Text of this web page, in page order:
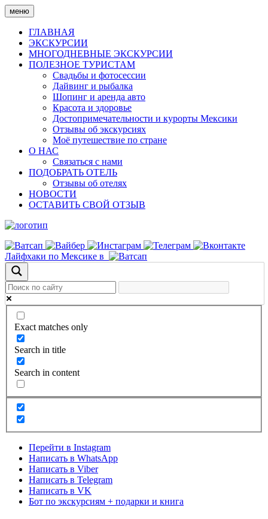
Skip
to
content
меню
ГЛАВНАЯ
ЭКСКУРСИИ
МНОГОДНЕВНЫЕ ЭКСКУРСИИ
ПОЛЕЗНОЕ ТУРИСТАМ
Свадьбы и фотосессии
Дайвинг и рыбалка
Шопинг и аренда авто
Красота и здоровье
Достопримечательности и курорты Мексики
Отзывы об экскурсиях
Моё путешествие по стране
О НАС
Связаться с нами
ПОДОБРАТЬ ОТЕЛЬ
Отзывы об отелях
НОВОСТИ
ОСТАВИТЬ СВОЙ ОТЗЫВ
Лайфхаки по Мексике в
Exact matches only
Search in title
Search in content
Перейти в Instagram
Написать в WhatsApp
Написать в Viber
Написать в Telegram
Написать в VK
Бот по экскурсиям + подарки и книга